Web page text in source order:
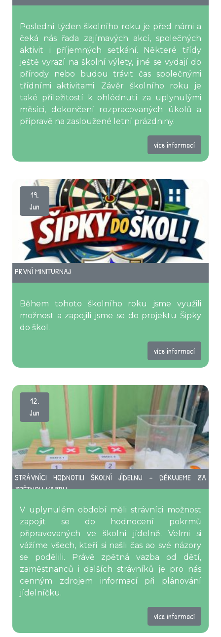
Poslední týden školního roku je před námi a
čeká nás řada zajímavých akcí, společných
aktivit i příjemných setkání. Některé třídy
ještě vyrazí na školní výlety, jiné se vydají do
přírody nebo budou trávit čas společnými
třídními aktivitami. Závěr školního roku je
také příležitostí k ohlédnutí za uplynulými
měsíci, dokončení rozpracovaných úkolů a
přípravě na zasloužené letní prázdniny.
více informací
19.
Jun
PRVNÍ MINITURNAJ
Během tohoto školního roku jsme využili
možnost a zapojili jsme se do projektu Šipky
do škol.
více informací
12.
Jun
STRÁVNÍCI HODNOTILI ŠKOLNÍ JÍDELNU – DĚKUJEME ZA
ZPĚTNOU VAZBU
V uplynulém období měli strávníci možnost
zapojit se do hodnocení pokrmů
připravovaných ve školní jídelně. Velmi si
vážíme všech, kteří si našli čas ao své názory
se podělili. Právě zpětná vazba od dětí,
zaměstnanců i dalších strávníků je pro nás
cenným zdrojem informací při plánování
jídelníčku.
více informací